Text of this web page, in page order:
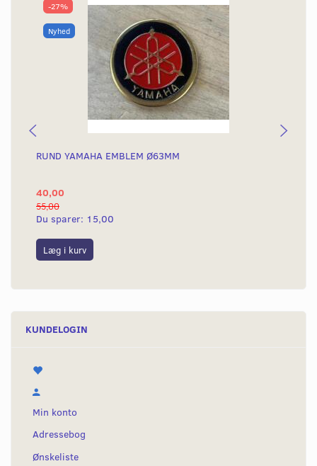
-27%
Nyhed
RUND YAMAHA EMBLEM Ø63MM
40,00
55,00
Du sparer: 15,00
Læg i kurv
KUNDELOGIN
Min konto
Adressebog
Ønskeliste